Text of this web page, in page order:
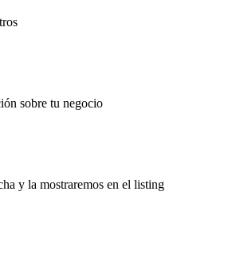
sobre tu negocio
y la mostraremos en el listing